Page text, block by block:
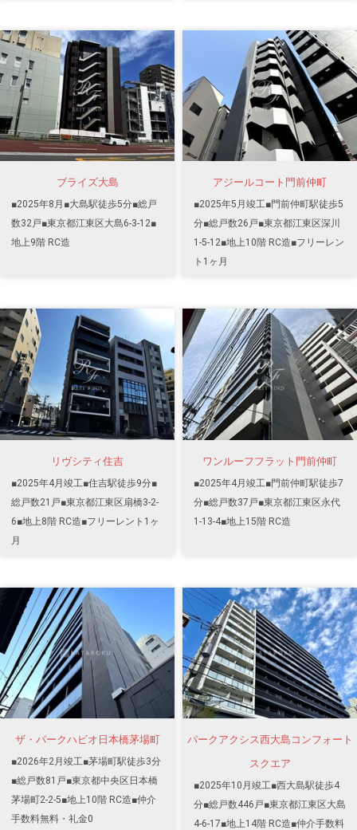
ブライズ大島
■2025年8月■大島駅徒歩5分■総戸
数32戸■東京都江東区大島6-3-12■
地上9階 RC造
アジールコート門前仲町
■2025年5月竣工■門前仲町駅徒歩5
分■総戸数26戸■東京都江東区深川
1-5-12■地上10階 RC造■フリーレン
ト1ヶ月
リヴシティ住吉
■2025年4月竣工■住吉駅徒歩9分■
総戸数21戸■東京都江東区扇橋3-2-
6■地上8階 RC造■フリーレント1ヶ
月
ワンルーフフラット門前仲町
■2025年4月竣工■門前仲町駅徒歩7
分■総戸数37戸■東京都江東区永代
1-13-4■地上15階 RC造
ザ・パークハビオ日本橋茅場町
■2026年2月竣工■茅場町駅徒歩3分
■総戸数81戸■東京都中央区日本橋
茅場町2-2-5■地上10階 RC造■仲介
手数料無料・礼金0
パークアクシス西大島コンフォート
スクエア
■2025年10月竣工■西大島駅徒歩4
分■総戸数446戸■東京都江東区大島
4-6-17■地上14階 RC造■仲介手数料